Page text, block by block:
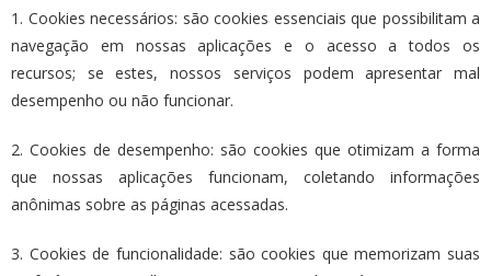
1. Cookies necessários: são cookies essenciais que possibilitam a
navegação em nossas aplicações e o acesso a todos os
recursos; se estes, nossos serviços podem apresentar mal
desempenho ou não funcionar.
2. Cookies de desempenho: são cookies que otimizam a forma
que nossas aplicações funcionam, coletando informações
anônimas sobre as páginas acessadas.
3. Cookies de funcionalidade: são cookies que memorizam suas